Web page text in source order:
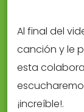
Al final del
canción y le
esta
¡increíble!.